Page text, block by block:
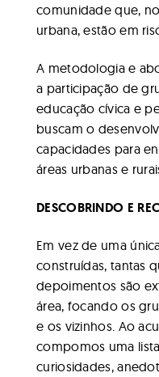
comunidade que,
urbana, estão em
A metodologia e
a participação de
educação cívica e
buscam o
capacidades para
áreas urbanas e
DESCOBRINDO E
Em vez de uma
construídas, tantas
depoimentos são
área, focando os
e os vizinhos. Ao
compomos uma
curiosidades,